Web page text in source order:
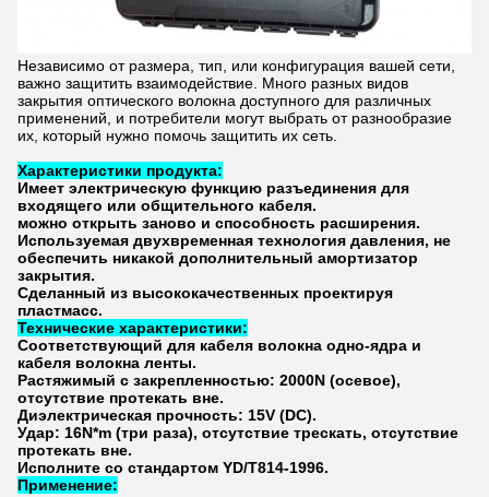
Независимо от размера, тип, или конфигурация вашей сети,
важно защитить взаимодействие. Много разных видов
закрытия оптического волокна доступного для различных
применений, и потребители могут выбрать от разнообразие
их, который нужно помочь защитить их сеть.
Характеристики продукта:
Имеет электрическую функцию разъединения для
входящего или общительного кабеля.
можно открыть заново и способность расширения.
Используемая двухвременная технология давления, не
обеспечить никакой дополнительный амортизатор
закрытия.
Сделанный из высококачественных проектируя
пластмасс.
Технические характеристики:
Соответствующий для кабеля волокна одно-ядра и
кабеля волокна ленты.
Растяжимый с закрепленностью: 2000N (осевое),
отсутствие протекать вне.
Диэлектрическая прочность: 15V (DC).
Удар: 16N*m (три раза), отсутствие трескать, отсутствие
протекать вне.
Исполните со стандартом YD/T814-1996.
Применение: